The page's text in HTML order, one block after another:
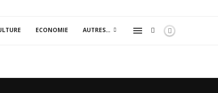
ECONOMIE AUTRES…